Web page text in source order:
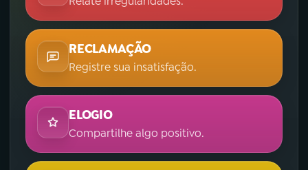
RECLAMAÇÃO
Registre sua insatisfação.
ELOGIO
Compartilhe algo positivo.